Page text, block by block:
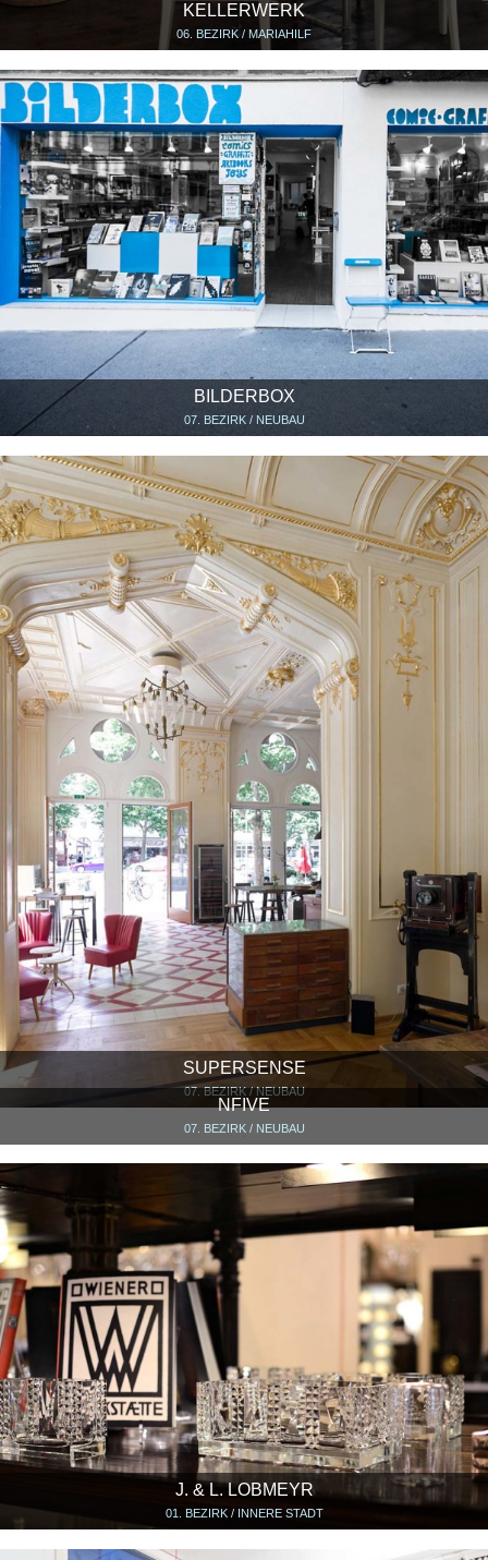
KELLERWERK
06. BEZIRK / MARIAHILF
BILDERBOX
07. BEZIRK / NEUBAU
SUPERSENSE
07. BEZIRK / NEUBAU
NFIVE
07. BEZIRK / NEUBAU
J. & L. LOBMEYR
01. BEZIRK / INNERE STADT